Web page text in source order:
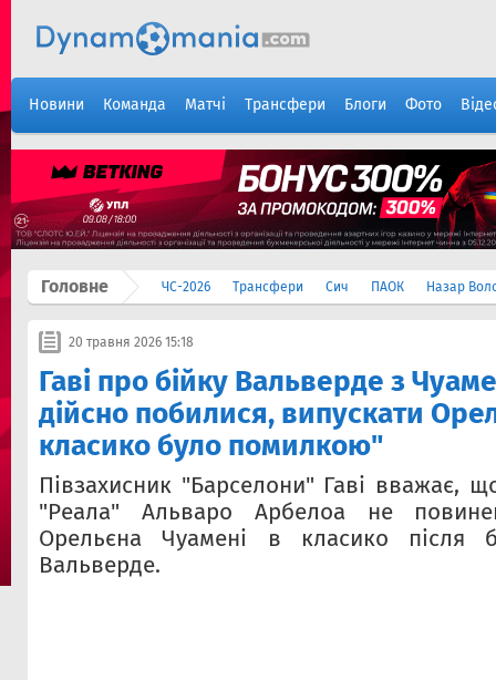
Новини Команда Матчі Трансфери Блоги Фото
Головне ЧС-2026 Трансфери Сич ПАОК Назар
20 травня 2026 15:18
Гаві про бійку Вальверде з
дійсно побилися, випускати
класико було помилкою"
Півзахисник "Барселони" Гаві вважає,
"Реала" Альваро Арбелоа не
Орельєна Чуамені в класико після
Вальверде.